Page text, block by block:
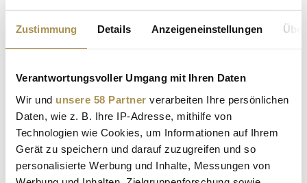
Zustimmung Details Anzeigeneinstellungen
Verantwortungsvoller Umgang mit Ihren Daten
Wir und unsere 58 Partner verarbeiten Ihre persönlichen
Daten, wie z. B. Ihre IP-Adresse, mithilfe von
Technologien wie Cookies, um Informationen auf Ihrem
Gerät zu speichern und darauf zuzugreifen und so
personalisierte Werbung und Inhalte, Messungen von